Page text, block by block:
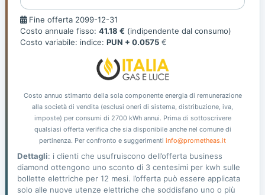
Fine
offerta
Fine offerta 2099-12-31
Costo annuale fisso: 41.18 € (indipendente dal consumo)
Costo variabile: indice: PUN + 0.0575 €
Costo annuo stimanto della sola componente energia di remunerazione
alla società di vendita (esclusi oneri di sistema, distribuzione, iva,
imposte) per consumi di 2700 kWh annui. Prima di sottoscrivere
qualsiasi offerta verifica che sia disponibile anche nel comune di
pertinenza. Per confronto e suggerimenti info@prometheas.it
Dettagli: i clienti che usufruiscono dell’offerta business
diamond ottengono uno sconto di 3 centesimi per kwh sulle
bollette elettriche per 12 mesi. l’offerta può essere applicata
solo alle nuove utenze elettriche che soddisfano uno o più